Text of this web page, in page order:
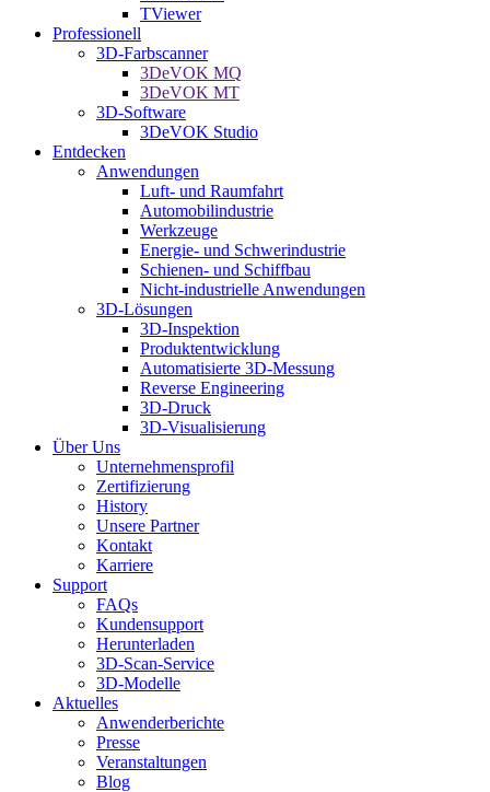
TViewer
Professionell
3D-Farbscanner
3DeVOK MQ
3DeVOK MT
3D-Software
3DeVOK Studio
Entdecken
Anwendungen
Luft- und Raumfahrt
Automobilindustrie
Werkzeuge
Energie- und Schwerindustrie
Schienen- und Schiffbau
Nicht-industrielle Anwendungen
3D-Lösungen
3D-Inspektion
Produktentwicklung
Automatisierte 3D-Messung
Reverse Engineering
3D-Druck
3D-Visualisierung
Über Uns
Unternehmensprofil
Zertifizierung
History
Unsere Partner
Kontakt
Karriere
Support
FAQs
Kundensupport
Herunterladen
3D-Scan-Service
3D-Modelle
Aktuelles
Anwenderberichte
Presse
Veranstaltungen
Blog